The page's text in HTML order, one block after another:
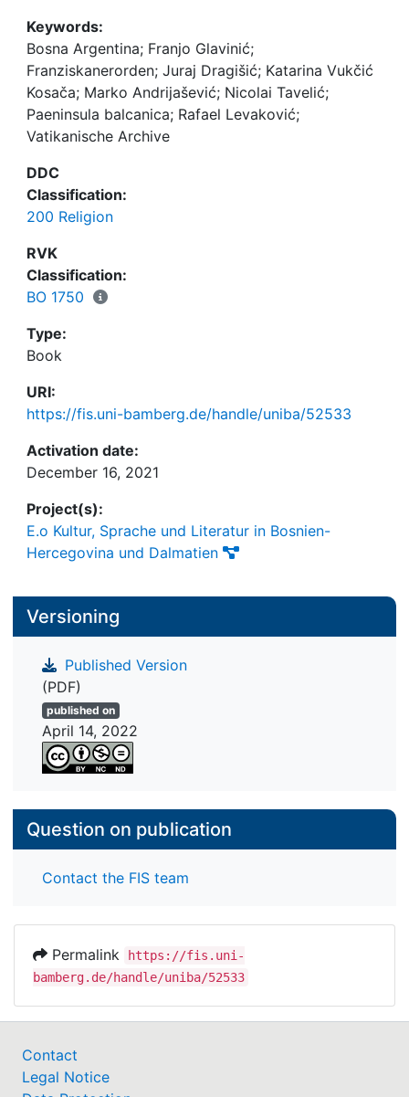
Rekonstruktion geschichtlicher Entwicklungen der
Region zwischen dem 14. und 18. Jahrhundert.
Keywords:
Bosna Argentina; Franjo Glavinić;
Franziskanerorden; Juraj Dragišić; Katarina Vukčić
Kosača; Marko Andrijašević; Nicolai Tavelić;
Paeninsula balcanica; Rafael Levaković;
Vatikanische Archive
DDC
Classification:
200 Religion
RVK
Classification:
BO 1750
Type:
Book
URI:
https://fis.uni-bamberg.de/handle/uniba/52533
Activation date:
December 16, 2021
Project(s):
E.o Kultur, Sprache und Literatur in Bosnien-
Hercegovina und Dalmatien
Versioning
Published Version
(PDF)
published on
April 14, 2022
Question on publication
Contact the FIS team
Permalink
https://fis.uni-
bamberg.de/handle/uniba/52533
Contact
Legal Notice